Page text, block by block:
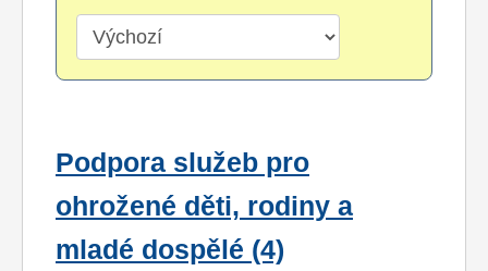
Podpora služeb pro
ohrožené děti, rodiny a
mladé dospělé (4)